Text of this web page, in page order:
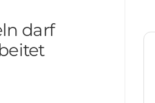
darf